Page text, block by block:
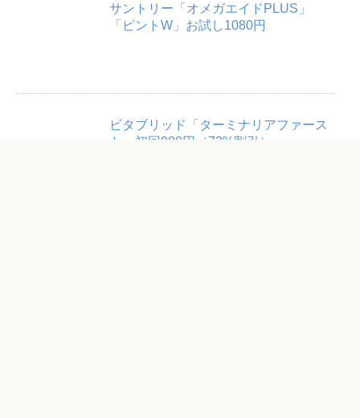
サントリー「オメガエイドPLUS」
「ピントW」お試し1080円
ビタブリッド「ターミナリアファース
ト」初回980円（73%割引）